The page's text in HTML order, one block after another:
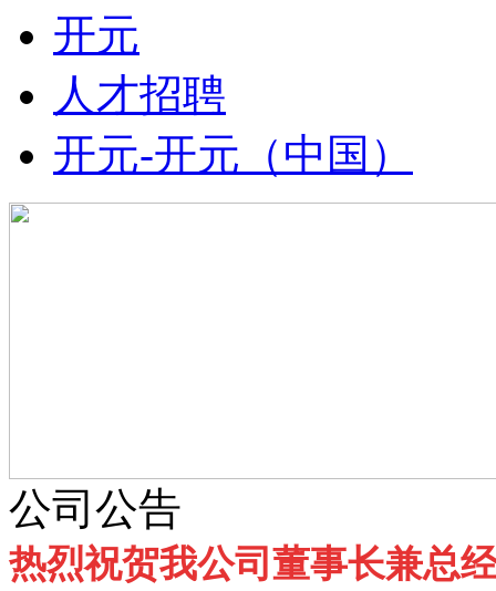
开元
人才招聘
开元-开元（中国）
公司公告
热烈祝贺我公司董事长兼总